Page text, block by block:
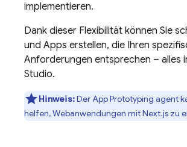
implementieren.
Dank dieser Flexibilität können Sie
und Apps erstellen, die Ihren
Anforderungen entsprechen – alles
Studio.
Hinweis:DerApp Prototyping agent
helfen, Webanwendungen mit Next.js zu